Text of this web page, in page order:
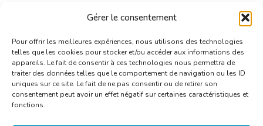
Gérer le consentement
Pour offrir les meilleures expériences, nous utilisons des technologies
telles que les cookies pour stocker et/ou accéder aux informations des
appareils. Le fait de consentir à ces technologies nous permettra de
traiter des données telles que le comportement de navigation ou les ID
uniques sur ce site. Le fait de ne pas consentir ou de retirer son
consentement peut avoir un effet négatif sur certaines caractéristiques et
fonctions.